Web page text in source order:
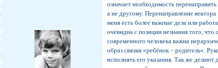
означает необходимость
а не другому. Перенаправление
меня есть более важные дела или
очевидна с позиции незнания того,
современного человека важна
образ связки «ребёнок – родитель».
исполнять его указания. Так же